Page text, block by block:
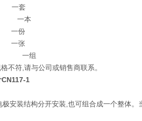
套
一本
份
张
一组
不符,请与公司或销售商联系。
1
安装结构分开安装,也可组合成一个整体。